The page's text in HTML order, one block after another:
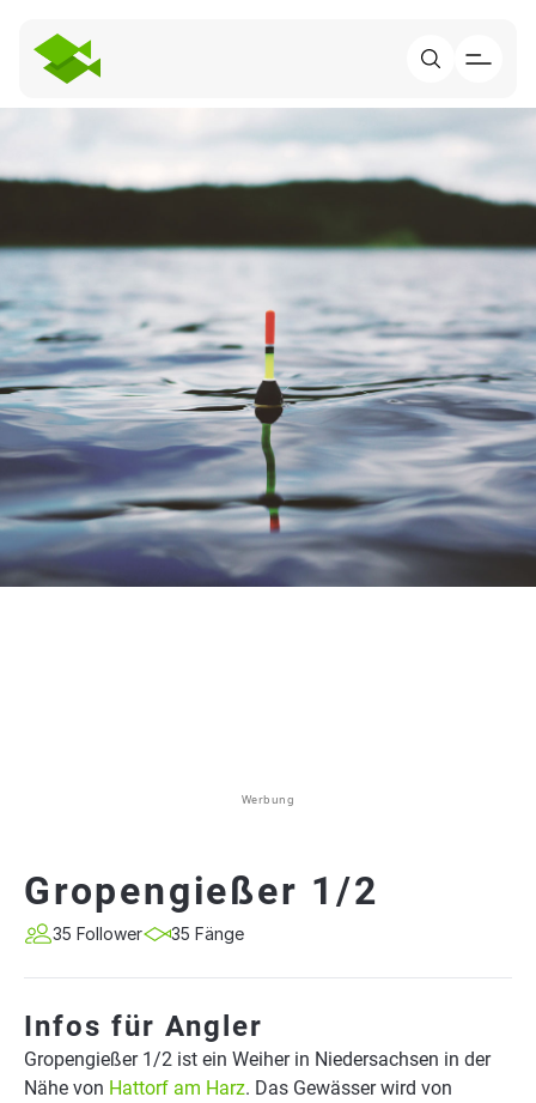
Werbung
Gropengießer 1/2
35 Follower 35 Fänge
Infos für Angler
Gropengießer 1/2 ist ein Weiher in Niedersachsen in der
Nähe von Hattorf am Harz. Das Gewässer wird von